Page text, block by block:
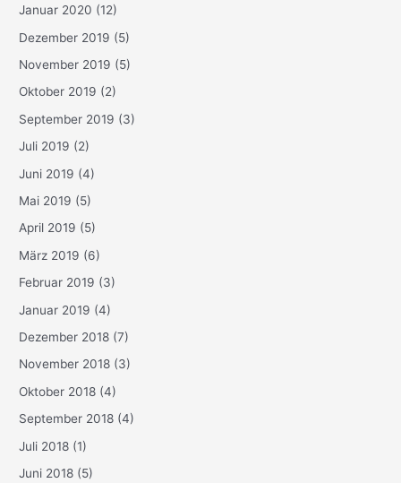
Januar 2020 (12)
Dezember 2019 (5)
November 2019 (5)
Oktober 2019 (2)
September 2019 (3)
Juli 2019 (2)
Juni 2019 (4)
Mai 2019 (5)
April 2019 (5)
März 2019 (6)
Februar 2019 (3)
Januar 2019 (4)
Dezember 2018 (7)
November 2018 (3)
Oktober 2018 (4)
September 2018 (4)
Juli 2018 (1)
Juni 2018 (5)